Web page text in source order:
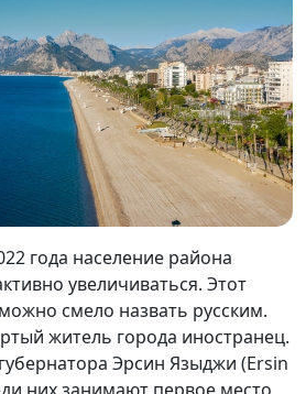
года население района
увеличиваться. Этот
смело назвать русским.
житель города иностранец.
Эрсин Языджи (Ersin